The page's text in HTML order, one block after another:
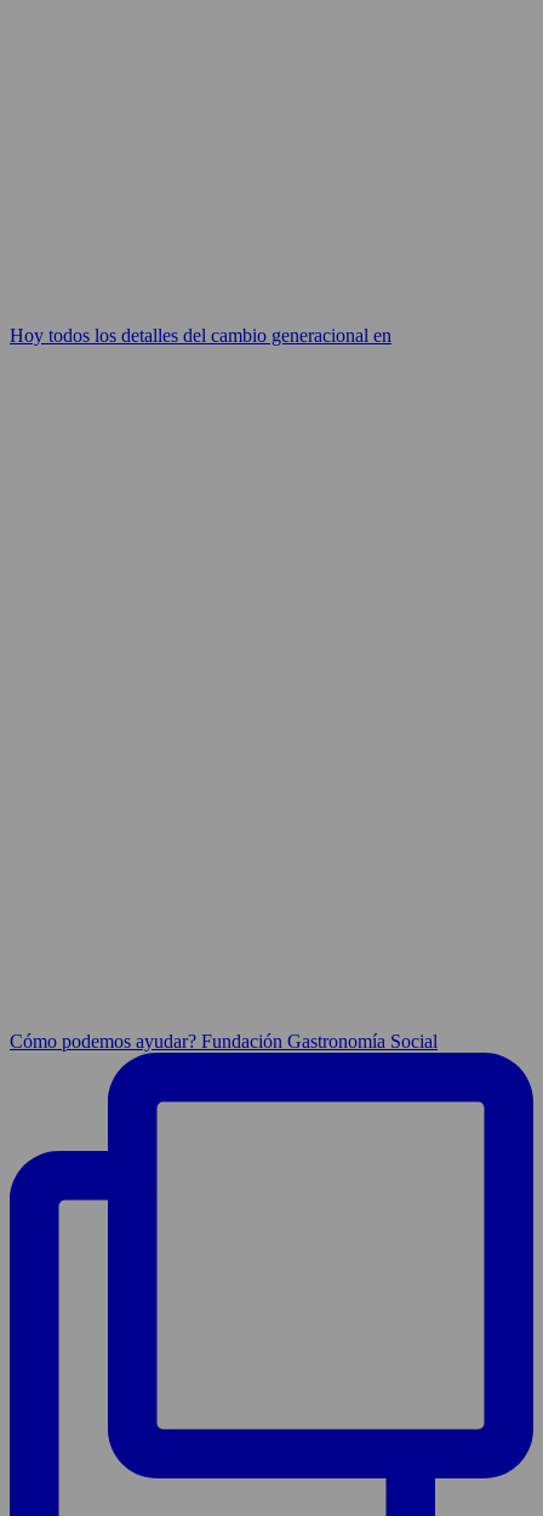
Hoy todos los detalles del cambio generacional en
Cómo podemos ayudar? Fundación Gastronomía Social